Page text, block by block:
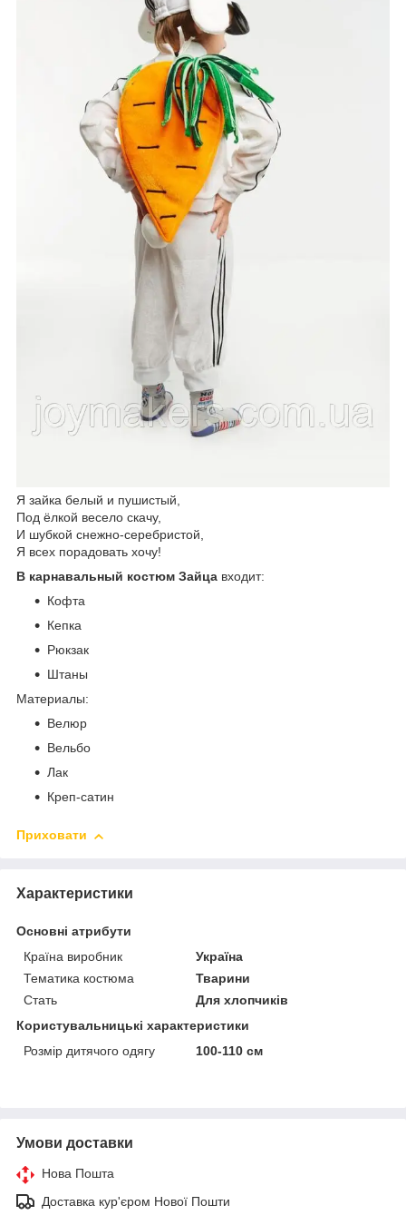
Я зайка белый и пушистый,
Под ёлкой весело скачу,
И шубкой снежно-серебристой,
Я всех порадовать хочу!
В карнавальный костюм Зайца входит:
Кофта
Кепка
Рюкзак
Штаны
Материалы:
Велюр
Вельбо
Лак
Креп-сатин
Приховати
Характеристики
Основні атрибути
Країна виробник
Україна
Тематика костюма
Тварини
Стать
Для хлопчиків
Користувальницькі характеристики
Розмір дитячого одягу
100-110 см
Умови доставки
Нова Пошта
Доставка кур'єром Нової Пошти